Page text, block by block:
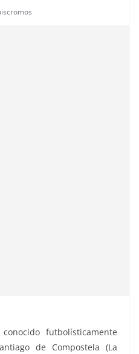
futbolísticamente
de Compostela (La